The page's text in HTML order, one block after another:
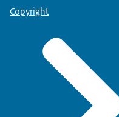
Copyright